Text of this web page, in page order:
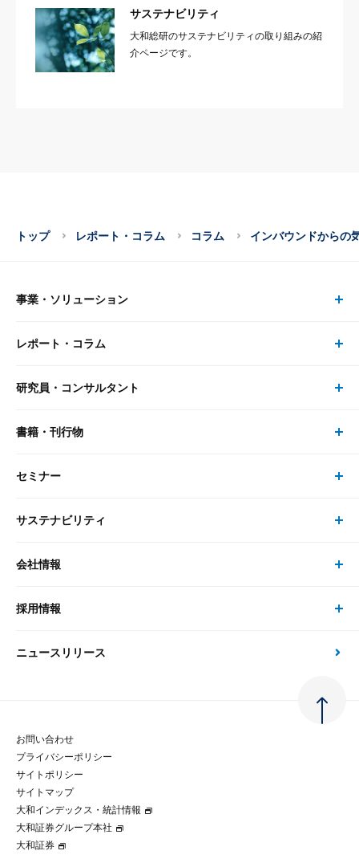
サステナビリティ
大和総研のサステナビリティの取り組みの紹
介ページです。
トップ レポート・コラム コラム インバウンドからの
事業・ソリューション
事業・ソリューション トップ
リサーチ
大和総研の強み
先端テクノロジーに基づく新たな価値の創出
レポート・コラム
レポート・コラム トップ
最新のレポート・コラム
政策分析
金融経済教育等
コラム
研究員・コンサルタント
研究員・コンサルタント トップ
研究員
書籍・刊行物
書籍・刊行物 トップ
書籍
セミナー
セミナー トップ
現在受付中のセミナー・イベント
サステナビリティ
サステナビリティの取り組み
次世代社会への貢献
マルチステークホルダー方針
パートナーシップ構築宣言
会社情報
会社情報 トップ
会社概要・役員一覧
大和総研の歩み
グループ会社
採用情報
採用情報 トップ
経験者採用
ニュースリリース
お問い合わせ
プライバシーポリシー
サイトポリシー
サイトマップ
大和インデックス・統計情報
大和証券グループ本社
大和証券